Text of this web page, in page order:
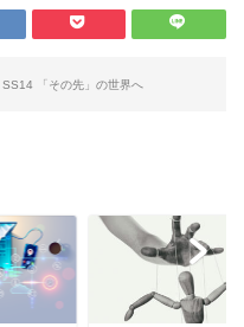
SS14 「その先」の世界へ